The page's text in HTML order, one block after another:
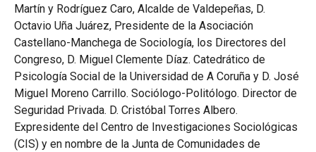
Martín y Rodríguez Caro, Alcalde de Valdepeñas, D.
Octavio Uña Juárez, Presidente de la Asociación
Castellano-Manchega de Sociología, los Directores del
Congreso, D. Miguel Clemente Díaz. Catedrático de
Psicología Social de la Universidad de A Coruña y D. José
Miguel Moreno Carrillo. Sociólogo-Politólogo. Director de
Seguridad Privada. D. Cristóbal Torres Albero.
Expresidente del Centro de Investigaciones Sociológicas
(CIS) y en nombre de la Junta de Comunidades de